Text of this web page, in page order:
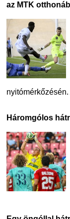
az MTK
nyitómérkőzésén.
Háromgólos